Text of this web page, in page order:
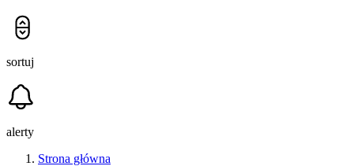
sortuj
alerty
Strona główna